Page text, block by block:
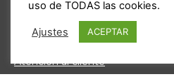
Devoluciones
Garantía Daicar
Preguntas frecuentes
Atención al cliente
uso de TODAS las cookies.
Ajustes ACEPTAR